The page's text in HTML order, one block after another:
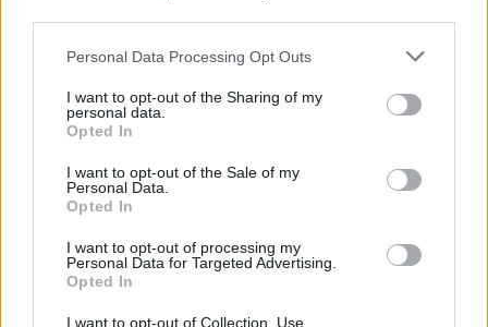
Please note that this website/app uses one or more Google
not limited to your visit or usage behaviour. You may click to
grant or deny consent to Google and its third-party tags to
use your data for below specified purposes in below Google
consent section.
Personal Data Processing Opt Outs
I want to opt-out of the Sharing of my
personal data.
Opted In
I want to opt-out of the Sale of my
Personal Data.
Opted In
I want to opt-out of processing my
Personal Data for Targeted Advertising.
Opted In
I want to opt-out of Collection, Use,
trochu něco jiného a plně vyhovět všem, zvláště
když jsou mezi jednotlivými závodníky tak velké
výkonnostní rozdíly, prostě nejde a je třeba najít
rozumný kompromis, aby to dávalo ekonomicky
i tréninkově smysl. Jinak mě také potěšilo, jak
všichni přistoupili k tréninku a věřím, že jsou
dobře připraveni na další sezonu ve Ski Classics.“
Celkem se najezdilo, naplavalo a naběhalo okolo